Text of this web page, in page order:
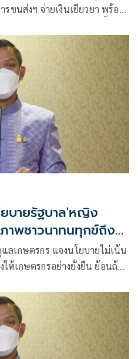
ขนส่งฯ จ่ายเงินเยียวยา พร้อม
บายรัฐบาล'หญิง
าพชาวนาทนทุกข์ถึง
ลเกษตรกร แจงนโยบายไม่เน้น
ห้เกษตรกรอย่างยั่งยืน ย้อนถ้า